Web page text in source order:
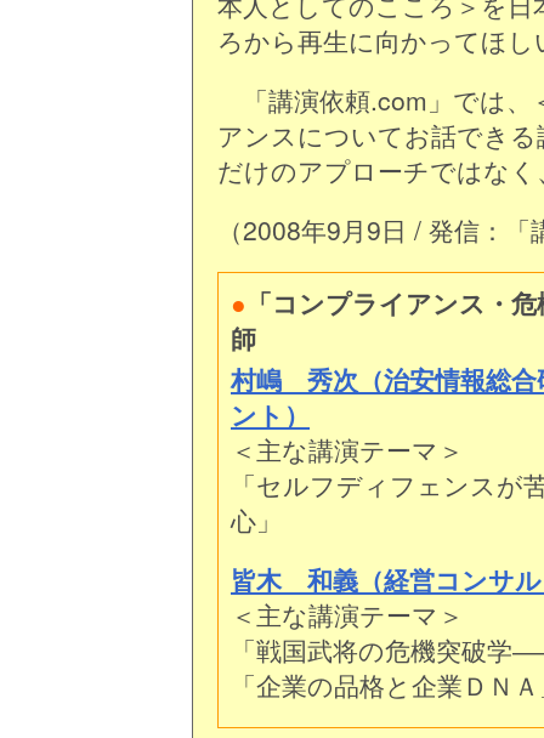
ろから再生に向かってほ
「講演依頼.com」では、
アンスについてお話でき
だけのアプローチではな
（2008年9月9日 / 発信：
● 「コンプライアンス・
師
村嶋 秀次（治安情報総
ント）
＜主な講演テーマ＞
「セルフディフェンスが
心」
皆木 和義（経営コンサ
＜主な講演テーマ＞
「戦国武将の危機突破
「企業の品格と企業ＤＮ